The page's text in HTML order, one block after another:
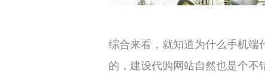
综合来看，就知道为什么手机端
的，建设代购网站自然也是个不